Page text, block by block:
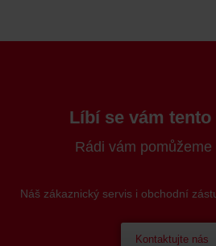
Líbí se vám
Rádi vám pomůžeme
Náš zákaznický servis i obchodní
Kontaktujte nás